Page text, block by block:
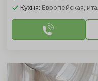
Кухня: Европейская,